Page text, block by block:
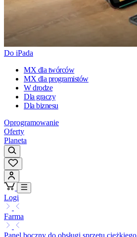
Do iPada
MX dla twórców
MX dla programistów
W drodze
Dla graczy
Dla biznesu
Oprogramowanie
Oferty
Planeta
Logi
Farma